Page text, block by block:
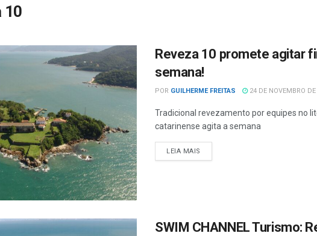
10
Reveza 10 promete agitar
semana!
POR GUILHERME FREITAS 24 DE NOVEMBRO
Tradicional revezamento por equipes no
catarinense agita a semana
LEIA MAIS
SWIM CHANNEL Turismo: